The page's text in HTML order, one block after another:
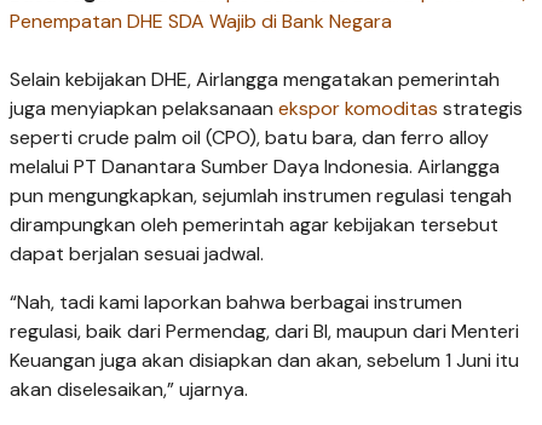
Penempatan DHE SDA Wajib di Bank Negara
Selain kebijakan DHE, Airlangga mengatakan pemerintah
juga menyiapkan pelaksanaan ekspor komoditas strategis
seperti crude palm oil (CPO), batu bara, dan ferro alloy
melalui PT Danantara Sumber Daya Indonesia. Airlangga
pun mengungkapkan, sejumlah instrumen regulasi tengah
dirampungkan oleh pemerintah agar kebijakan tersebut
dapat berjalan sesuai jadwal.
“Nah, tadi kami laporkan bahwa berbagai instrumen
regulasi, baik dari Permendag, dari BI, maupun dari Menteri
Keuangan juga akan disiapkan dan akan, sebelum 1 Juni itu
akan diselesaikan,” ujarnya.